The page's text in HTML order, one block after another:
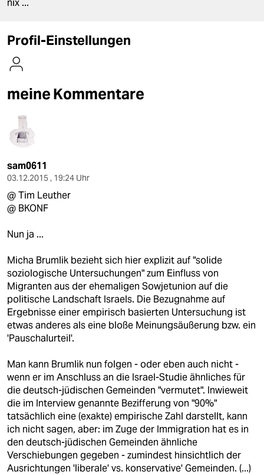
wahrheit
veranstaltungen
fragen & hilfe
unterstützen
epaper login
nix ...
Profil-Einstellungen
meine Kommentare
sam0611
03.12.2015 , 19:24 Uhr
@ Tim Leuther
@ BKONF
Nun ja ...
Micha Brumlik bezieht sich hier explizit auf "solide
soziologische Untersuchungen" zum Einfluss von
Migranten aus der ehemaligen Sowjetunion auf die
politische Landschaft Israels. Die Bezugnahme auf
Ergebnisse einer empirisch basierten Untersuchung ist
etwas anderes als eine bloße Meinungsäußerung bzw. ein
'Pauschalurteil'.
Man kann Brumlik nun folgen - oder eben auch nicht -
wenn er im Anschluss an die Israel-Studie ähnliches für
die deutsch-jüdischen Gemeinden "vermutet". Inwieweit
die im Interview genannte Bezifferung von "90%"
tatsächlich eine (exakte) empirische Zahl darstellt, kann
ich nicht sagen, aber: im Zuge der Immigration hat es in
den deutsch-jüdischen Gemeinden ähnliche
Verschiebungen gegeben - zumindest hinsichtlich der
Ausrichtungen 'liberale' vs. konservative' Gemeinden. (...)